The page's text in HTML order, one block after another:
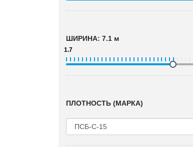
ШИРИНА: 7.1 м
1.7
ПЛОТНОСТЬ (МАРКА)